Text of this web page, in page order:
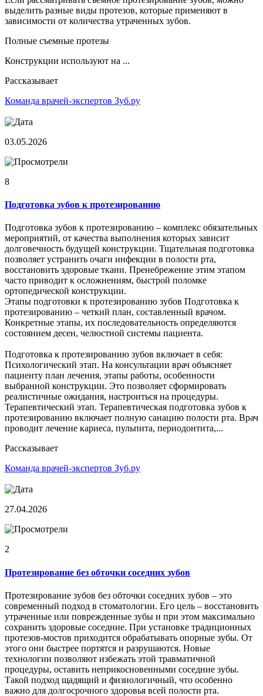
выделить разные виды протезов, которые применяют в
зависимости от количества утраченных зубов.
Полные съемные протезы
Конструкции используют на ...
Рассказывает
Команда врачей-экспертов Зуб.ру
03.05.2026
8
Подготовка зубов к протезированию
Подготовка зубов к протезированию – комплекс обязательных
мероприятий, от качества выполнения которых зависит
долговечность будущей конструкции. Тщательная подготовка
позволяет устранить очаги инфекции в полости рта,
восстановить здоровые ткани. Пренебрежение этим этапом
часто приводит к осложнениям, быстрой поломке
ортопедической конструкции.
Этапы подготовки к протезированию зубов Подготовка к
протезированию – четкий план, составленный врачом.
Конкретные этапы, их последовательность определяются
состоянием десен, челюстной системы пациента.
Подготовка к протезированию зубов включает в себя:
Психологический этап. На консультации врач объясняет
пациенту план лечения, этапы работы, особенности
выбранной конструкции. Это позволяет сформировать
реалистичные ожидания, настроиться на процедуры.
Терапевтический этап. Терапевтическая подготовка зубов к
протезированию включает полную санацию полости рта. Врач
проводит лечение кариеса, пульпита, периодонтита,...
Рассказывает
Команда врачей-экспертов Зуб.ру
27.04.2026
2
Протезирование без обточки соседних зубов
Протезирование зубов без обточки соседних зубов – это
современный подход в стоматологии. Его цель – восстановить
утраченные или поврежденные зубы и при этом максимально
сохранить здоровые соседние. При установке традиционных
протезов-мостов приходится обрабатывать опорные зубы. От
этого они быстрее портятся и разрушаются. Новые
технологии позволяют избежать этой травматичной
процедуры, оставить неприкосновенными соседние зубы.
Такой подход щадящий и физиологичный, что особенно
важно для долгосрочного здоровья всей полости рта.